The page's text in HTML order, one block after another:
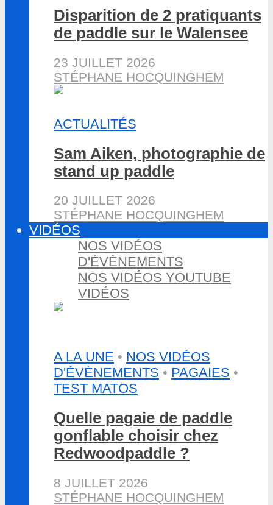
Disparition de 2 pratiquants
de paddle sur le Walensee
23 JUILLET 2026
STÉPHANE HOCQUINGHEM
ACTUALITÉS
Sam Aiken, photographie de
stand up paddle
20 JUILLET 2026
STÉPHANE HOCQUINGHEM
VIDÉOS
NOS VIDÉOS
D'ÉVÈNEMENTS
NOS VIDÉOS YOUTUBE
VIDÉOS
A LA UNE • NOS VIDÉOS
D'ÉVÈNEMENTS • PAGAIES •
TEST MATOS
Quelle pagaie de paddle
gonflable choisir chez
Redwoodpaddle ?
8 JUILLET 2026
STÉPHANE HOCQUINGHEM